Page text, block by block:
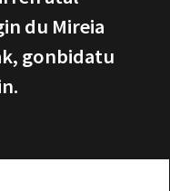
du Mireia
gonbidatu